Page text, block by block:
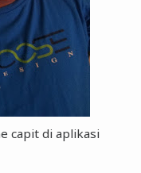
capit di aplikasi